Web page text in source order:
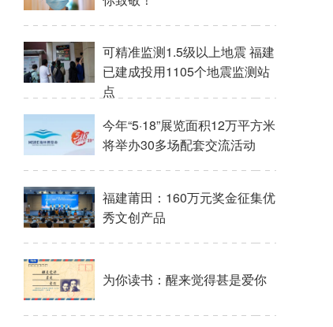
可精准监测1.5级以上地震 福建
已建成投用1105个地震监测站
点
今年“5·18”展览面积12万平方米
将举办30多场配套交流活动
福建莆田：160万元奖金征集优
秀文创产品
为你读书：醒来觉得甚是爱你